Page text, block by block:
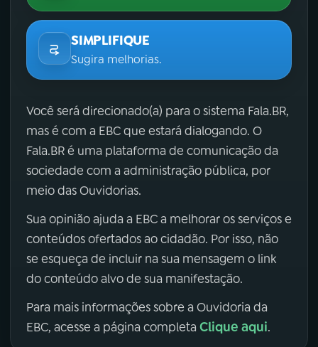
SIMPLIFIQUE
Sugira melhorias.
Você será direcionado(a) para o sistema Fala.BR,
mas é com a EBC que estará dialogando. O
Fala.BR é uma plataforma de comunicação da
sociedade com a administração pública, por
meio das Ouvidorias.
Sua opinião ajuda a EBC a melhorar os serviços e
conteúdos ofertados ao cidadão. Por isso, não
se esqueça de incluir na sua mensagem o link
do conteúdo alvo de sua manifestação.
Para mais informações sobre a Ouvidoria da
EBC, acesse a página completa Clique aqui.